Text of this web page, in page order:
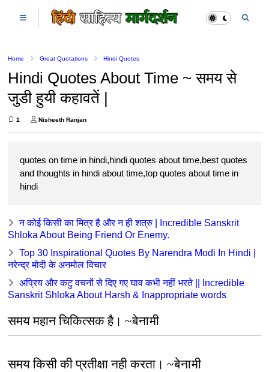
Home Great Quotations Hindi Quotes
Hindi Quotes About Time ~ समय से
जुडी हुयी कहावतें |
1 Nisheeth Ranjan
quotes on time in hindi,hindi quotes about time,best quotes
and thoughts in hindi about time,top quotes about time in
hindi
न कोई किसी का मित्र है और न ही शत्रु | Incredible Sanskrit
Shloka About Being Friend Or Enemy.
Top 30 Inspirational Quotes By Narendra Modi In Hindi |
नरेन्द्र मोदी के अनमोल विचार
अप्रिय और कटु वचनों से दिए गए घाव कभी नहीं भरते || Incredible
Sanskrit Shloka About Harsh & Inappropriate words
समय महान चिकित्सक है। ~बेनामी
समय किसी की प्रतीक्षा नही करता। ~बेनामी